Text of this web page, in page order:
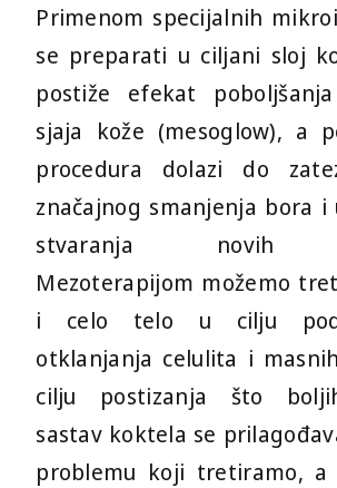
Primenom specijalnih
se preparati u ciljani sloj
postiže efekat
sjaja kože (mesoglow), a
procedura dolazi do
značajnog smanjenja bora i
stvaranja novih
Mezoterapijom možemo
i celo telo u cilju
otklanjanja celulita i
cilju postizanja što
sastav koktela se
problemu koji tretiramo, a